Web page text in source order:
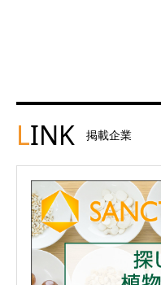
LINK 掲載企業